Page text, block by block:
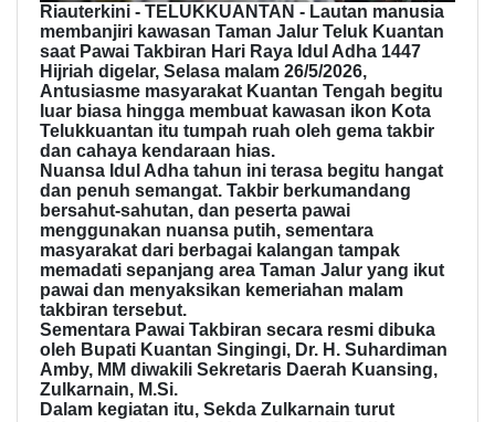
Riauterkini - TELUKKUANTAN - Lautan manusia
membanjiri kawasan Taman Jalur Teluk Kuantan
saat Pawai Takbiran Hari Raya Idul Adha 1447
Hijriah digelar, Selasa malam 26/5/2026,
Antusiasme masyarakat Kuantan Tengah begitu
luar biasa hingga membuat kawasan ikon Kota
Telukkuantan itu tumpah ruah oleh gema takbir
dan cahaya kendaraan hias.
Nuansa Idul Adha tahun ini terasa begitu hangat
dan penuh semangat. Takbir berkumandang
bersahut-sahutan, dan peserta pawai
menggunakan nuansa putih, sementara
masyarakat dari berbagai kalangan tampak
memadati sepanjang area Taman Jalur yang ikut
pawai dan menyaksikan kemeriahan malam
takbiran tersebut.
Sementara Pawai Takbiran secara resmi dibuka
oleh Bupati Kuantan Singingi, Dr. H. Suhardiman
Amby, MM diwakili Sekretaris Daerah Kuansing,
Zulkarnain, M.Si.
Dalam kegiatan itu, Sekda Zulkarnain turut